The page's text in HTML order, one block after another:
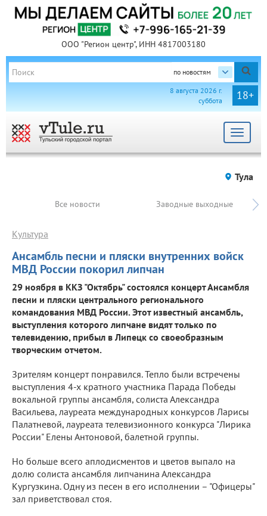
ООО "Регион центр", ИНН 4817003180
по новостям
18+
8 августа 2026 г.
суббота
Toggle
Тула
Все новости Заводные выходные
Ансамбль песни и пляски внутренних войск
МВД России покорил липчан
Культура
29 ноября в ККЗ "Октябрь" состоялся концерт Ансамбля
песни и пляски центрального регионального
командования МВД России. Этот известный ансамбль,
выступления которого липчане видят только по
телевидению, прибыл в Липецк со своеобразным
творческим отчетом.
Зрителям концерт понравился. Тепло были встречены
выступления 4-х кратного участника Парада Победы
вокальной группы ансамбля, солиста Александра
Васильева, лауреата международных конкурсов Ларисы
Палатневой, лауреата телевизионного конкурса "Лирика
России" Елены Антоновой, балетной группы.
Но больше всего аплодисментов и цветов выпало на
долю солиста ансамбля липчанина Александра
Кургузкина. Одну из песен в его исполнении – "Офицеры"
зал приветствовал стоя.